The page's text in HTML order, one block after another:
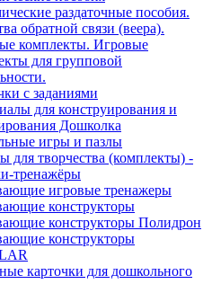
раздаточные пособия.
обратной связи (веера).
комплекты. Игровые
для групповой
с заданиями
для конструирования и
Дошколка
игры и пазлы
для творчества (комплекты) -
тренажёры
игровые тренажеры
конструкторы
конструкторы Полидрон
конструкторы
карточки для дошкольного